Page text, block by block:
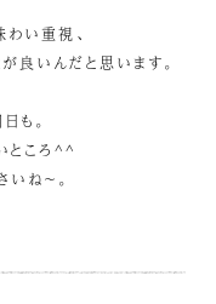
い重視、
良いんだと思います。
も。
ところ^^
いね～。